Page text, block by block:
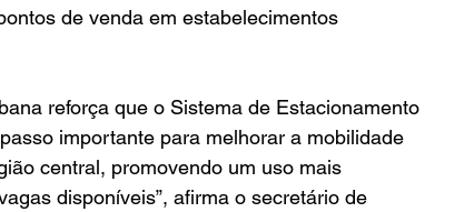
de venda em estabelecimentos
reforça que o Sistema de Estacionamento
importante para melhorar a mobilidade
central, promovendo um uso mais
disponíveis”, afirma o secretário de